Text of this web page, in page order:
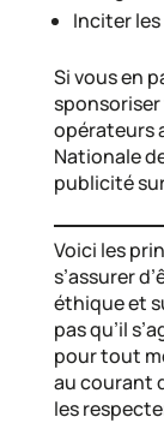
Inciter
Si vous en
opérateurs
Nationale
publicité
Voici les
s’assurer
éthique et
pas qu’il
pour tout
au courant
les